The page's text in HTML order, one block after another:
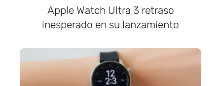
Apple Watch Ultra 3 retraso
inesperado en su lanzamiento